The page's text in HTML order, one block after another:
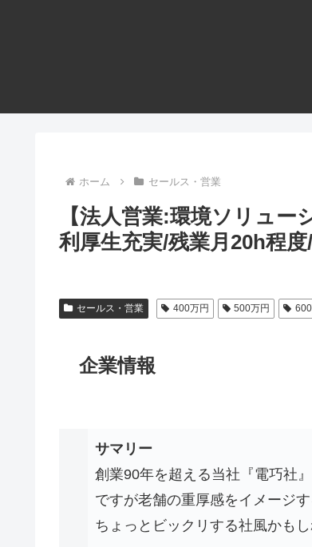
ホーム セールス・営業
【法人営業:環境ソリュ
利厚生充実/残業月20h程度
セールス・営業 400万円 500万円
企業情報
サマリー
創業90年を超える当社『電巧社』
ですが老舗の重厚感をイメージす
ちょっとビックリする社風かもし